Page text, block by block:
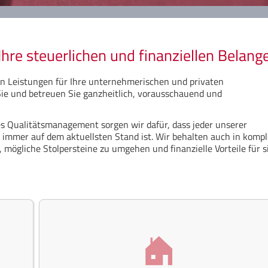
steuerlichen und finanziellen
Leistungen für Ihre unternehmerischen und privaten
und betreuen Sie ganzheitlich, vorausschauend und
sorgen wir dafür, dass jeder unserer
auf dem aktuellsten Stand ist. Wir behalten auch in
Stolpersteine zu umgehen und finanzielle Vorteile für